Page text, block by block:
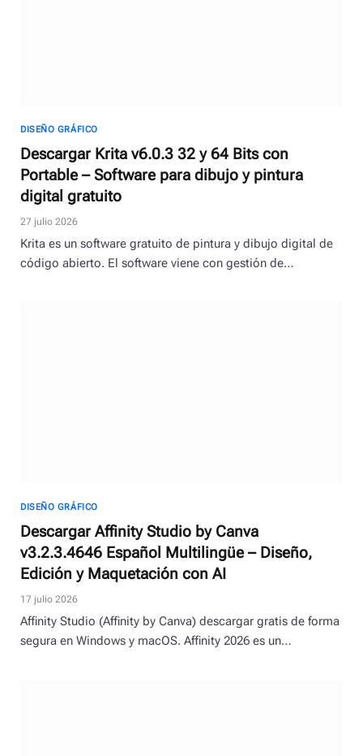
DISEÑO GRÁFICO
Descargar Krita v6.0.3 32 y 64 Bits con
Portable – Software para dibujo y pintura
digital gratuito
27 julio 2026
Krita es un software gratuito de pintura y dibujo digital de
código abierto. El software viene con gestión de…
DISEÑO GRÁFICO
Descargar Affinity Studio by Canva
v3.2.3.4646 Español Multilingüe – Diseño,
Edición y Maquetación con AI
17 julio 2026
Affinity Studio (Affinity by Canva) descargar gratis de forma
segura en Windows y macOS. Affinity 2026 es un…